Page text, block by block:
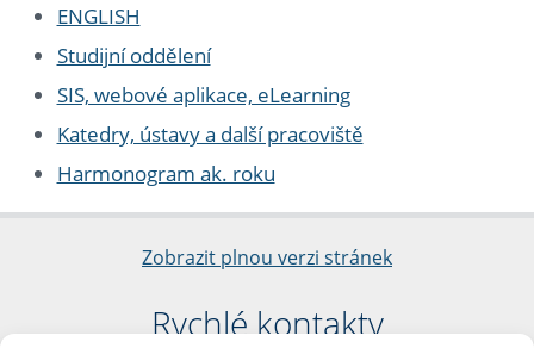
ENGLISH
Studijní oddělení
SIS, webové aplikace, eLearning
Katedry, ústavy a další pracoviště
Harmonogram ak. roku
Zobrazit plnou verzi stránek
Rychlé kontakty